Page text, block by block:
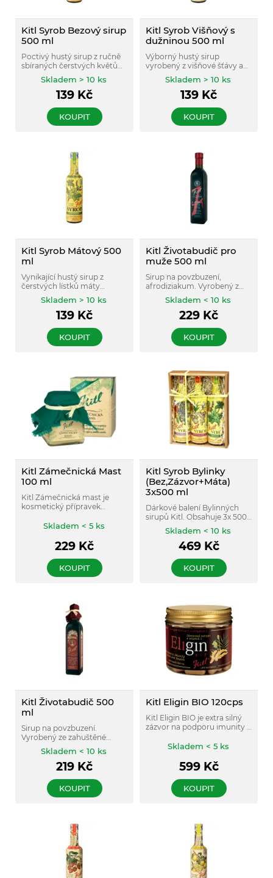
Kitl Syrob Bezový sirup
500 ml
Poctivý hustý sirup z ručně
sbíraných čerstvých květů
bezu černého. Květy jsou z
vlastních BIO odrůdových
Skladem > 10 ks
139 Kč
KOUPIT
Kitl Syrob Višňový s
dužninou 500 ml
Výborný hustý sirup
vyrobený z višňové šťávy a
višňové dužniny. Obsahuje
vysoký podíl ovocné složky.
Skladem > 10 ks
139 Kč
KOUPIT
Kitl Syrob Mátový 500
ml
Vynikající hustý sirup z
čerstvých lístků máty
kadeřavé, pěstované v
kvalitě BIO.
Skladem > 10 ks
139 Kč
KOUPIT
Kitl Životabudič pro
muže 500 ml
Sirup na povzbuzení,
afrodiziakum. Vyrobený z
červené zahuštěné hroznové
šťávy a 5 bylin s
povzbuzujícími účinky.
Skladem < 10 ks
229 Kč
KOUPIT
Kitl Zámečnická Mast
100 ml
Kitl Zámečnická mast je
kosmetický přípravek
receptu z mízy mladých
olivového oleje a včelího
Skladem < 5 ks
229 Kč
KOUPIT
Kitl Syrob Bylinky
(Bez,Zázvor+Máta)
3x500 ml
Dárkové balení Bylinných
sirupů Kitl. Obsahuje 3x 500
ml – Kitl Syrob Bezový, Kitl
Syrob Zázvorový a Kitl Syrob
Skladem < 10 ks
469Kč
KOUPIT
Kitl Životabudič 500
ml
Sirup na povzbuzení.
Vyrobený ze zahuštěné
hroznové šťávy a 5 bylin s
povzbuzujícími účinky.
Skladem < 10 ks
219 Kč
KOUPIT
Kitl Eligin BIO 120cps
Kitl Eligin BIO je extra silný
zázvor na podporu imunity s
Skladem < 5 ks
599Kč
KOUPIT